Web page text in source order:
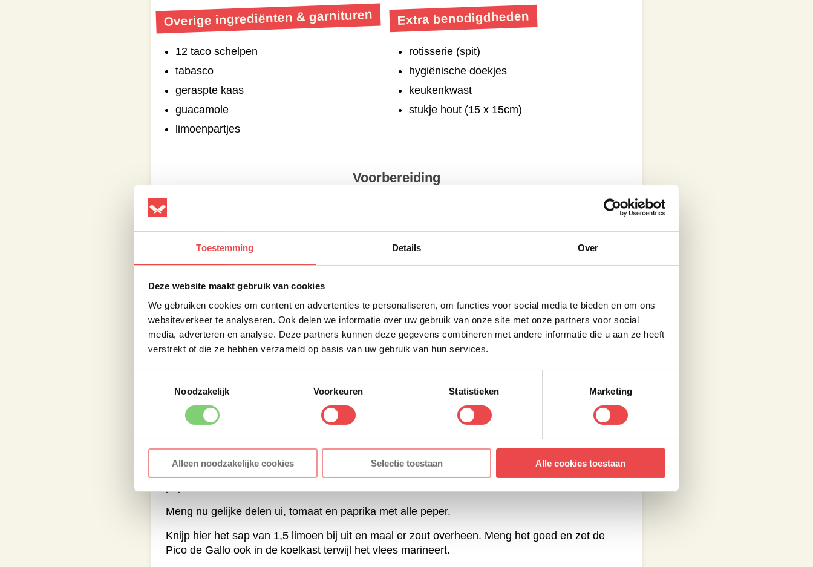
Toestemming Details Over
Deze website maakt gebruik van cookies
We gebruiken cookies om content en advertenties te personaliseren, om functies voor social media te bieden en om ons
websiteverkeer te analyseren. Ook delen we informatie over uw gebruik van onze site met onze partners voor social
media, adverteren en analyse. Deze partners kunnen deze gegevens combineren met andere informatie die u aan ze heeft
verstrekt of die ze hebben verzameld op basis van uw gebruik van hun services.
Noodzakelijk
Voorkeuren Statistieken Marketing
Alleen noodzakelijke cookies Selectie toestaan Alle cookies toestaan
Overige ingrediënten & garnituren
12 taco schelpen
tabasco
geraspte kaas
guacamole
limoenpartjes
Extra benodigdheden
rotisserie (spit)
hygiënische doekjes
keukenkwast
stukje hout (15 x 15cm)
Voorbereiding
Rasp de middelgrote ui (tranende ogen alarm) en de knoflook en meng de rasp met het sap
van 1 limoen en de tomatenpuree.
Snij de procureur in zo dun mogelijke plakjes van een halve centimeter tot maximaal 1
zodat je 1 groot vlak vlees krijgt. Smeer deze plak vlees in met je ui/knoflook/tomatenpuree
mengsel en bestrooi dit met de Mexicaanse taco kruiden.
Alle marinade en kruiden zitten nu aan 1 kant van het vlees maar dat maakt niet uit: stapel nu al
Laat het vlees circa 2 tot 4 uur marineren.
Pico de Gallo
Snij voor de Pico de Gallo de tomaat in vieren en lepel de zaadjes en vocht
eruit. Snij het “vruchtvlees” van de tomaat zo fijn als mogelijk. Maak de tweede middelgrote
tomaat schoon en snij deze ook in zo fijn mogelijke stukjes. Doe dit ook voor de paprika en de
Meng nu gelijke delen ui, tomaat en paprika met alle peper.
Knijp hier het sap van 1,5 limoen bij uit en maal er zout overheen. Meng het goed en zet de
Pico de Gallo ook in de koelkast terwijl het vlees marineert.